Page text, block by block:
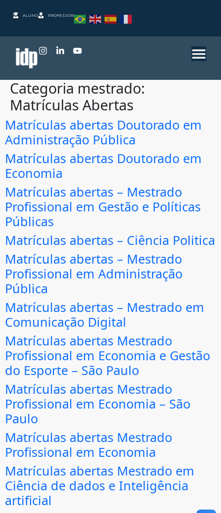
ALUNO PROFESSOR
Categoria mestrado:
Matrículas Abertas
Matrículas abertas Doutorado em
Administração Pública
Matrículas abertas Doutorado em
Economia
Matrículas abertas – Mestrado
Profissional em Gestão e Políticas
Públicas
Matrículas abertas – Ciência Politica
Matrículas abertas – Mestrado
Profissional em Administração
Pública
Matrículas abertas – Mestrado em
Comunicação Digital
Matrículas abertas Mestrado
Profissional em Economia e Gestão
do Esporte – São Paulo
Matrículas abertas Mestrado
Profissional em Economia – São
Paulo
Matrículas abertas Mestrado
Profissional em Economia
Matrículas abertas Mestrado em
Ciência de dados e Inteligência
artificial